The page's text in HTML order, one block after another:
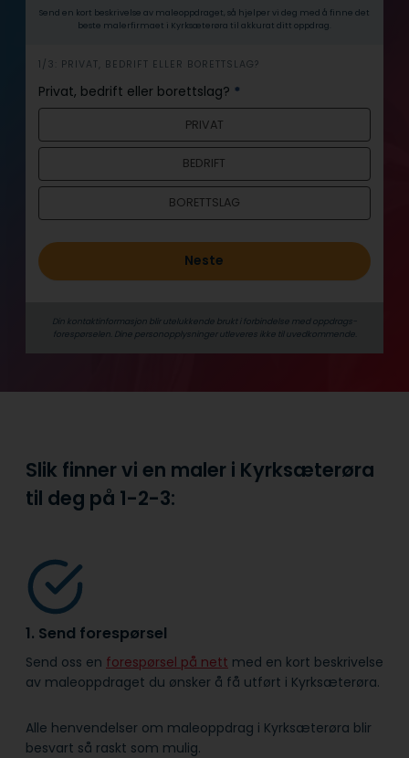
Send en kort beskrivelse av maleoppdraget, så hjelper vi deg med å finne det
beste malerfirmaet i Kyrksæterøra til akkurat ditt oppdrag.
h
e
r
1/3: PRIVAT, BEDRIFT ELLER BORETTSLAG?
Privat, bedrift eller borettslag? *
PRIVAT
BEDRIFT
BORETTSLAG
Neste
Din kontaktinformasjon blir utelukkende brukt i forbindelse med oppdrags­
forespørselen. Dine person­­opplysninger utleveres ikke til uvedkommende.
Slik finner vi en maler i Kyrksæterøra
til deg på 1-2-3:
1. Send forespørsel
Send oss en forespørsel på nett med en kort beskrivelse
av maleoppdraget du ønsker å få utført i Kyrksæterøra.
Alle henvendelser om maleoppdrag i Kyrksæterøra blir
besvart så raskt som mulig.